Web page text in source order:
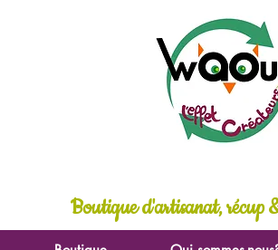
Boutique d'artisanat, récup